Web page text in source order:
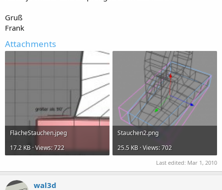
Gruß
Frank
Attachments
FlächeStauchen.jpeg
17.2 KB · Views: 722
Stauchen2.png
25.5 KB · Views: 702
Last edited: Mar 1, 2010
wal3d